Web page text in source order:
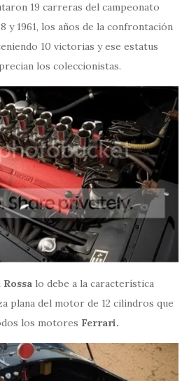
19 carreras del campeonato
y 1961, los años de la confrontación
10 victorias y ese estatus
los coleccionistas.
lo debe a la característica
plana del motor de 12 cilindros que
los motores Ferrari.